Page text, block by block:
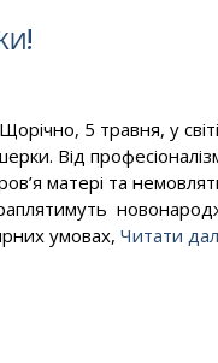
5 травня, у
Від
матері та
умовах, Читати